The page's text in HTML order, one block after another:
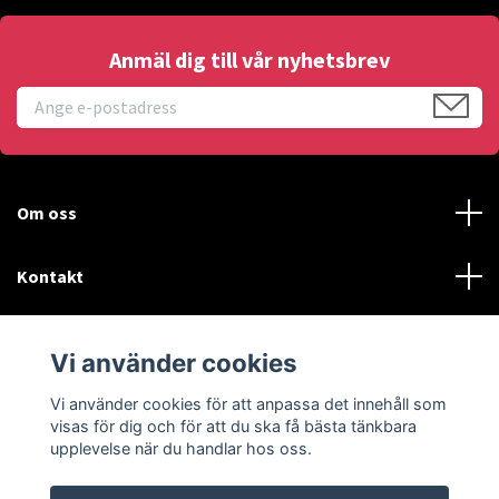
Anmäl dig till vår nyhetsbrev
Om oss
Kontakt
Sociala medier
Vi använder cookies
Vi använder cookies för att anpassa det innehåll som
visas för dig och för att du ska få bästa tänkbara
upplevelse när du handlar hos oss.